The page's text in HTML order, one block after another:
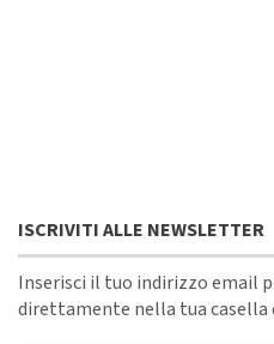
ISCRIVITI ALLE NEWSLETTER
Inserisci il tuo indirizzo email
direttamente nella tua